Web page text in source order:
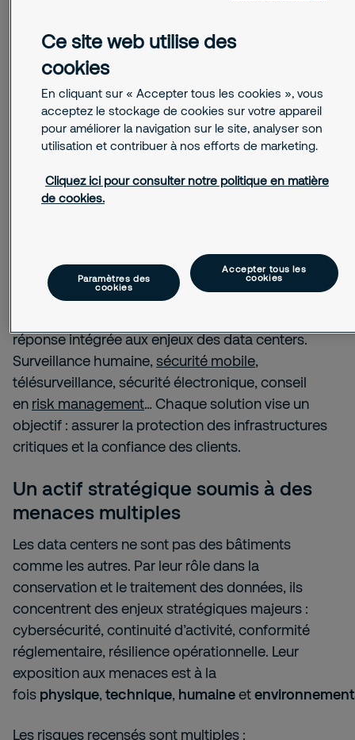
Dans ce contexte, leur sécurisation ne peut plus
être partielle ni isolée : elle doit être globale,
interconnectée et pensée dans la durée. Securitas
réponse intégrée aux enjeux des data centers.
Surveillance humaine, sécurité mobile,
télésurveillance, sécurité électronique, conseil
en risk management… Chaque solution vise un
objectif : assurer la protection des infrastructures
critiques et la confiance des clients.
Un actif stratégique soumis à des
menaces multiples
Les data centers ne sont pas des bâtiments
comme les autres. Par leur rôle dans la
conservation et le traitement des données, ils
concentrent des enjeux stratégiques majeurs :
cybersécurité, continuité d’activité, conformité
réglementaire, résilience opérationnelle. Leur
exposition aux menaces est à la
fois physique, technique, humaineet
Les risques recensés sont multiples :
Information aux professionnels : vous êtes
Securitas. Vous êtes libres de vous y opposer en
utilisant le lien prévu à cet effet au bas de chaque
email.
Vérification Anti-Robot
Envoyer
Ce site web utilise des
cookies
En cliquant sur « Accepter tous les cookies », vous
acceptez le stockage de cookies sur votre appareil
pour améliorer la navigation sur le site, analyser son
utilisation et contribuer à nos efforts de marketing.
Cliquez ici pour consulter notre politique en matière
de cookies.
Paramètres des
cookies
Accepter tous les
cookies